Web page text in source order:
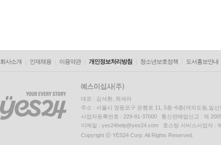
회사소개 인재채용 이용약관 개인정보처리방침 청소년보호정책 도서홍보안내
대표 : 김석환, 최세라
주소 : 서울시 영등포구 은행로 11, 5층~6층(여의도동,일신
사업자등록번호 : 229-81-37000 통신판매업신고 : 제
이메일 : yes24help@yes24.com 호스팅 서비스사업자 :
Copyright ⓒ YES24 Corp. All Rights Reserved.